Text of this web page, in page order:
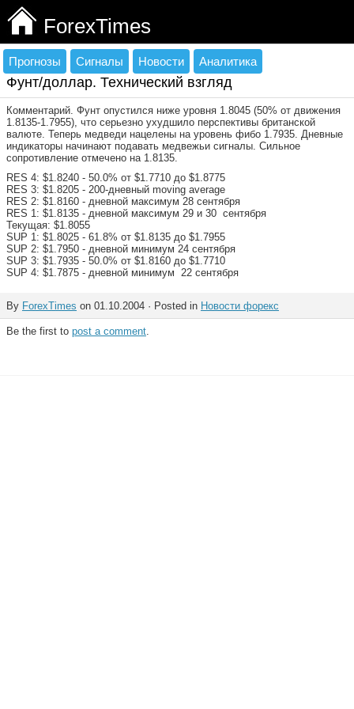
ForexTimes
Прогнозы Сигналы Новости Аналитика
Фунт/доллар. Технический взгляд
Комментарий. Фунт опустился ниже уровня 1.8045 (50% от движения
1.8135-1.7955), что серьезно ухудшило перспективы британской
валюте. Теперь медведи нацелены на уровень фибо 1.7935. Дневные
индикаторы начинают подавать медвежьи сигналы. Сильное
сопротивление отмечено на 1.8135.
RES 4: $1.8240 - 50.0% от $1.7710 до $1.8775
RES 3: $1.8205 - 200-дневный moving average
RES 2: $1.8160 - дневной максимум 28 сентября
RES 1: $1.8135 - дневной максимум 29 и 30 сентября
Текущая: $1.8055
SUP 1: $1.8025 - 61.8% от $1.8135 до $1.7955
SUP 2: $1.7950 - дневной минимум 24 сентября
SUP 3: $1.7935 - 50.0% от $1.8160 до $1.7710
SUP 4: $1.7875 - дневной минимум 22 сентября
By ForexTimes on 01.10.2004 · Posted in Новости форекс
Be the first to post a comment.